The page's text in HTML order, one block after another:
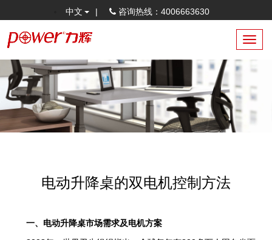
中文 | 咨询热线：4006663630
电动升降桌的双电机控制方法
一、电动升降桌市场需求及电机方案